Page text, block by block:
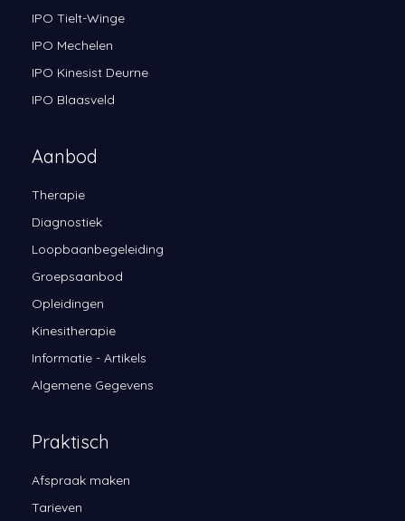
IPO Tielt-Winge
IPO Mechelen
IPO Kinesist Deurne
IPO Blaasveld
Aanbod
Therapie
Diagnostiek
Loopbaanbegeleiding
Groepsaanbod
Opleidingen
Kinesitherapie
Informatie - Artikels
Algemene Gegevens
Praktisch
Afspraak maken
Tarieven